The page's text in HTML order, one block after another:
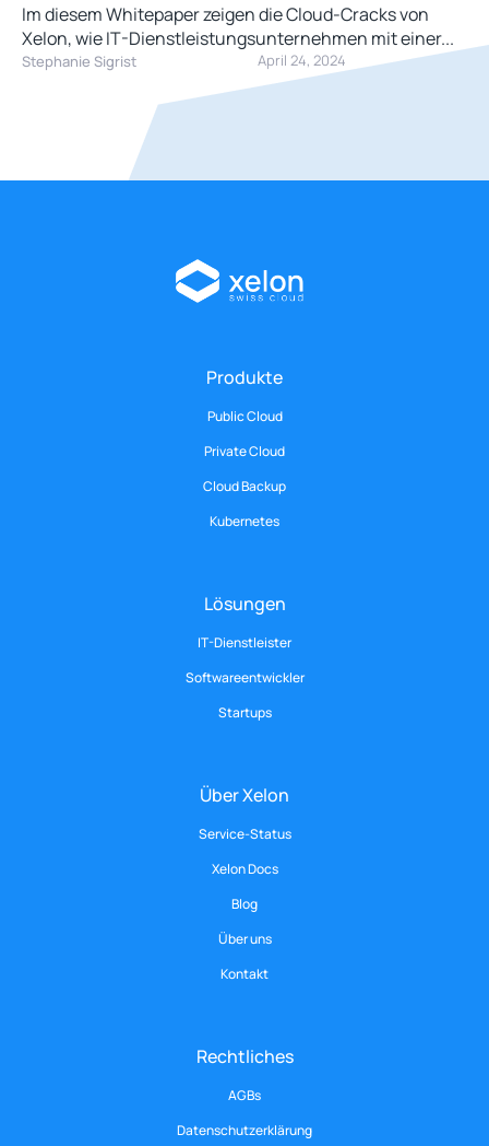
Im diesem Whitepaper zeigen die Cloud-Cracks von
Xelon, wie IT-Dienstleistungsunternehmen mit einer...
Stephanie Sigrist April 24, 2024
Produkte
Public Cloud
Private Cloud
Cloud Backup
Kubernetes
Lösungen
IT-Dienstleister
Softwareentwickler
Startups
Über Xelon
Service-Status
Xelon Docs
Blog
Über uns
Kontakt
Rechtliches
AGBs
Datenschutzerklärung